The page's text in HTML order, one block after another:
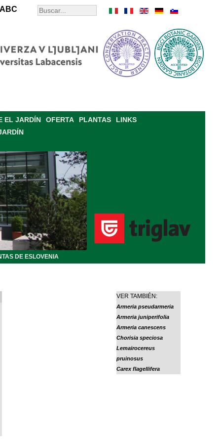
ABC
EL JARDÍN OFERTA PLANTAS
LINKS
DE ESLOVENIA
VER TAMBIÉN:
Armeria pseudarmeria
Armeria juniperifolia
Armeria canescens
Chorisia speciosa
Lemairocereus
pruinosus
Carex flagellifera